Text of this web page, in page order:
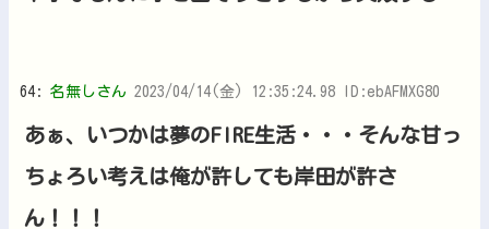
64: 名無しさん 2023/04/14(金) 12:35:24.98 ID:ebAFMXG80
あぁ、いつかは夢のFIRE生活・・・そんな甘っ
ちょろい考えは俺が許しても岸田が許さ
ん！！！